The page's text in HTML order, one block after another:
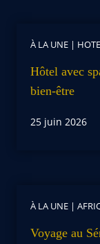
À LA UNE |
Hôtel avec
bien-être
25 juin 2026
À LA UNE |
Voyage au